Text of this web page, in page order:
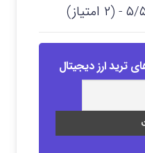
(۲ امتیاز)
ترید ارز دیجیتال